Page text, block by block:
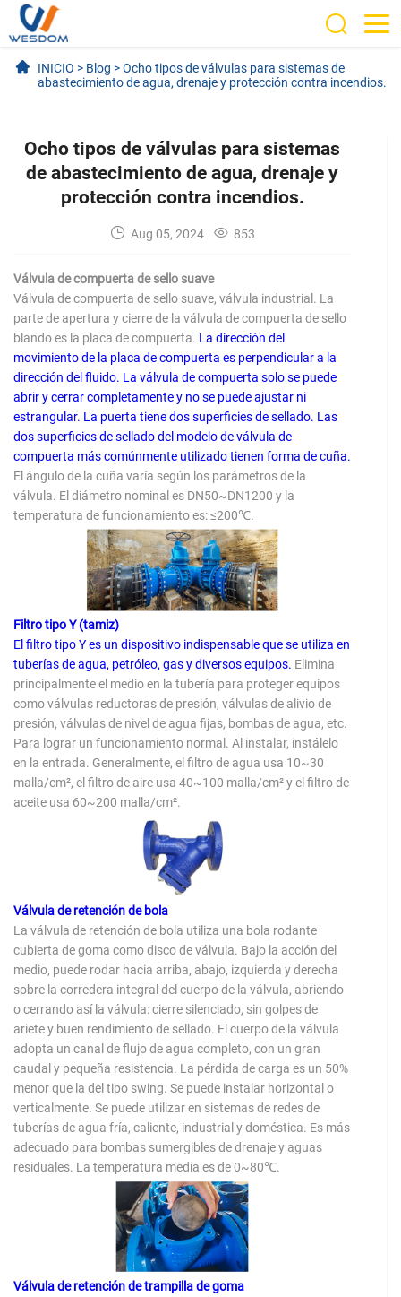
INICIO > Blog >Ocho tipos de válvulas para sistemas de
abastecimiento de agua, drenaje y protección contra incendios.
Ocho tipos de válvulas para sistemas
de abastecimiento de agua, drenaje y
protección contra incendios.
Aug 05, 2024 853
Válvula de compuerta de sello suave
Válvula de compuerta de sello suave, válvula industrial. La
parte de apertura y cierre de la válvula de compuerta de sello
blando es la placa de compuerta. La dirección del
movimiento de la placa de compuerta es perpendicular a la
dirección del fluido. La válvula de compuerta solo se puede
abrir y cerrar completamente y no se puede ajustar ni
estrangular. La puerta tiene dos superficies de sellado. Las
dos superficies de sellado del modelo de válvula de
compuerta más comúnmente utilizado tienen forma de cuña.
El ángulo de la cuña varía según los parámetros de la
válvula. El diámetro nominal es DN50~DN1200 y la
temperatura de funcionamiento es: ≤200℃.
Filtro tipo Y (tamiz)
El filtro tipo Y es un dispositivo indispensable que se utiliza en
tuberías de agua, petróleo, gas y diversos equipos. Elimina
principalmente el medio en la tubería para proteger equipos
como válvulas reductoras de presión, válvulas de alivio de
presión, válvulas de nivel de agua fijas, bombas de agua, etc.
Para lograr un funcionamiento normal. Al instalar, instálelo
en la entrada. Generalmente, el filtro de agua usa 10~30
malla/cm², el filtro de aire usa 40~100 malla/cm² y el filtro de
aceite usa 60~200 malla/cm².
Válvula de retención de bola
La válvula de retención de bola utiliza una bola rodante
cubierta de goma como disco de válvula. Bajo la acción del
medio, puede rodar hacia arriba, abajo, izquierda y derecha
sobre la corredera integral del cuerpo de la válvula, abriendo
o cerrando así la válvula: cierre silenciado, sin golpes de
ariete y buen rendimiento de sellado. El cuerpo de la válvula
adopta un canal de flujo de agua completo, con un gran
caudal y pequeña resistencia. La pérdida de carga es un 50%
menor que la del tipo swing. Se puede instalar horizontal o
verticalmente. Se puede utilizar en sistemas de redes de
tuberías de agua fría, caliente, industrial y doméstica. Es más
adecuado para bombas sumergibles de drenaje y aguas
residuales. La temperatura media es de 0~80℃.
Válvula de retención de trampilla de goma